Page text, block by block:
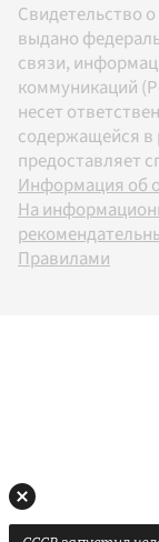
Свидетельство
выдано
связи,
коммуникаций
несет
содержащейся в
предоставляет
Информация об
На
Правилами